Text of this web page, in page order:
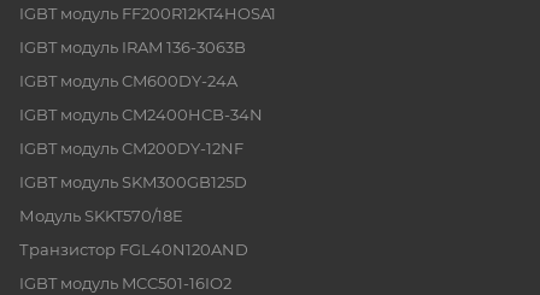
IGBT модуль FF200R12KT4HOSA1
IGBT модуль IRAM 136-3063B
IGBT модуль CM600DY-24A
IGBT модуль CM2400HCB-34N
IGBT модуль CM200DY-12NF
IGBT модуль SKM300GB125D
Модуль SKKT570/18E
Транзистор FGL40N120AND
IGBT модуль MCC501-16IO2